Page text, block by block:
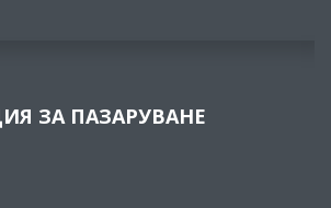
ЗА ПАЗАРУВАНЕ